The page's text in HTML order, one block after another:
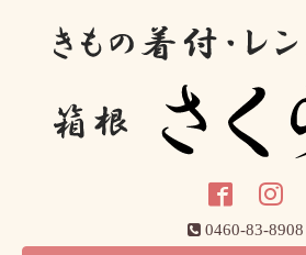
0460-83-8908